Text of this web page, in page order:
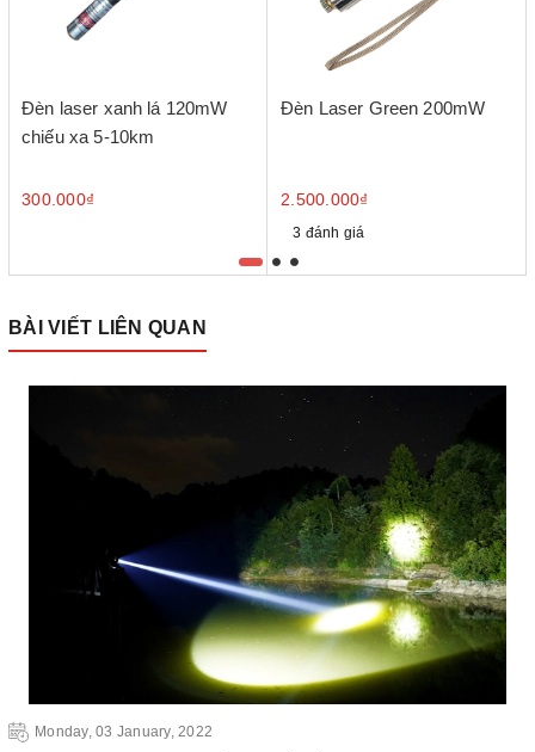
Đèn laser xanh lá 120mW
chiếu xa 5-10km
300.000₫
Đèn Laser Green 200mW
2.500.000₫
3 đánh giá
BÀI VIẾT LIÊN QUAN
Monday, 03 January, 2022